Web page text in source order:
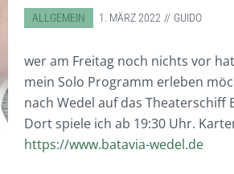
VERY SPECIAL
GUTSCHEINE
ABGELEGT IN:
ALLGEMEIN 1. MÄRZ 2022 GUIDO
wer am Freitag noch nichts vor
mein Solo Programm erleben
nach Wedel auf das Theaterschiff
Dort spiele ich ab 19:30 Uhr.
https://www.batavia-wedel.de